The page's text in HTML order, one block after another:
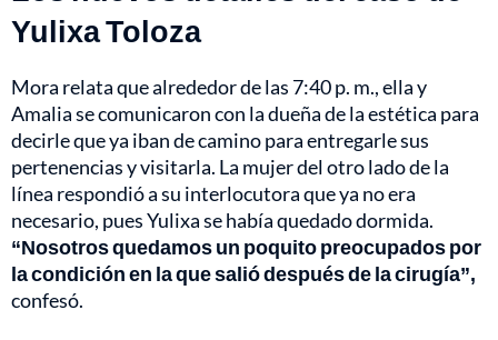
Yulixa Toloza
Mora relata que alrededor de las 7:40 p. m., ella y
Amalia se comunicaron con la dueña de la estética para
decirle que ya iban de camino para entregarle sus
pertenencias y visitarla. La mujer del otro lado de la
línea respondió a su interlocutora que ya no era
necesario, pues Yulixa se había quedado dormida.
“Nosotros quedamos un poquito preocupados por
la condición en la que salió después de la cirugía”,
confesó.